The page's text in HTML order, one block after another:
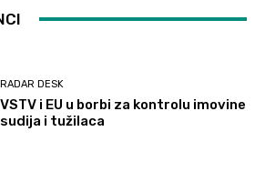
RADAR DESK
VSTV i EU u borbi za kontrolu imovine
sudija i tužilaca